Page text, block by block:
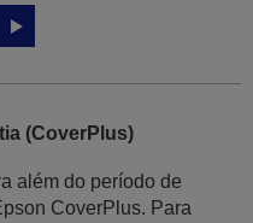
(CoverPlus)
além do período de
CoverPlus. Para